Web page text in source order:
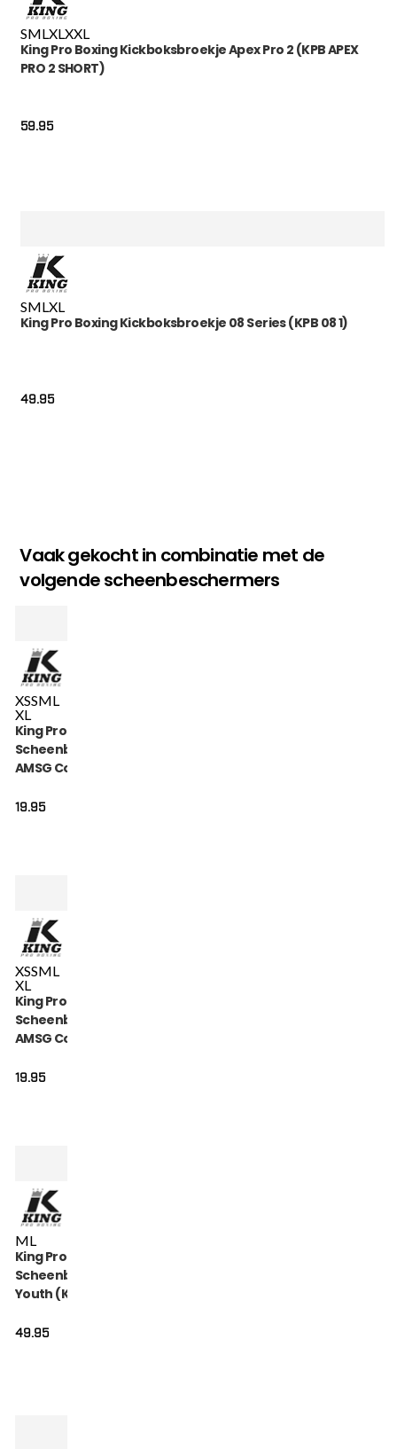
SML XL XXL
King Pro Boxing Kickboksbroekje Apex Pro 2 (KPB APEX
PRO 2 SHORT)
59.95
SMLXL
King Pro Boxing Kickboksbroekje 08 Series (KPB 08 1)
49.95
Vaak gekocht in combinatie met de
volgende scheenbeschermers
XSSML
XL
King Pro Boxing
Scheenbeschermers
AMSG Cotton (KPB
19.95
XSSML
XL
King Pro Boxing
Scheenbeschermers
AMSG Cotton (KPB
19.95
ML
King Pro Boxing
Scheenbeschermers
Youth (KPB SG
49.95